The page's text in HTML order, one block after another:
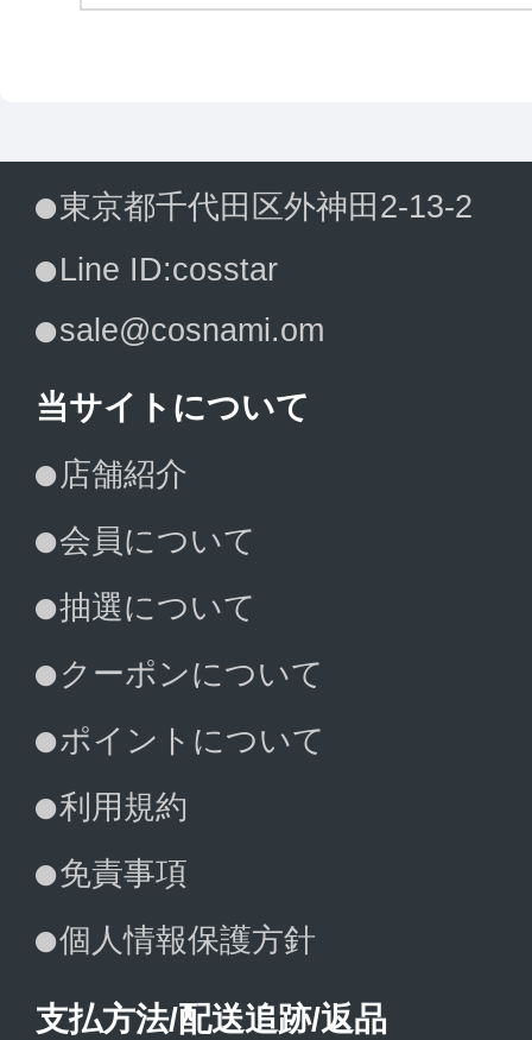
東京都千代田区外神田2-13-2
Line ID:cosstar
sale@cosnami.om
当サイトについて
店舗紹介
会員について
抽選について
クーポンについて
ポイントについて
利用規約
免責事項
個人情報保護方針
支払方法/配送追跡/返品